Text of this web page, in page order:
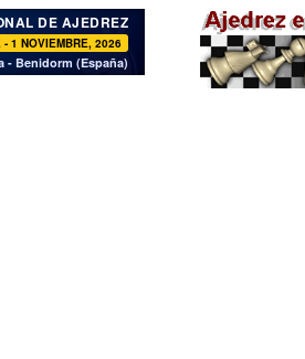
♞
DE AJEDREZ
- 1 NOVIEMBRE, 2026
- Benidorm (España)